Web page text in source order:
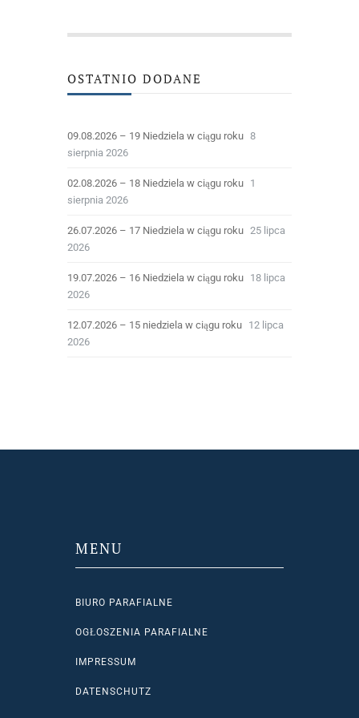
OSTATNIO DODANE
09.08.2026 – 19 Niedziela w ciągu roku 8
sierpnia 2026
02.08.2026 – 18 Niedziela w ciągu roku 1
sierpnia 2026
26.07.2026 – 17 Niedziela w ciągu roku 25 lipca
2026
19.07.2026 – 16 Niedziela w ciągu roku 18 lipca
2026
12.07.2026 – 15 niedziela w ciągu roku 12 lipca
2026
MENU
BIURO PARAFIALNE
OGŁOSZENIA PARAFIALNE
IMPRESSUM
DATENSCHUTZ